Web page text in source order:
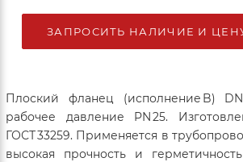
ЗАПРОСИТЬ НАЛИЧИЕ И
Плоский фланец (исполнение B) DN
рабочее давление PN 25.
ГОСТ 33259. Применяется в
высокая прочность и